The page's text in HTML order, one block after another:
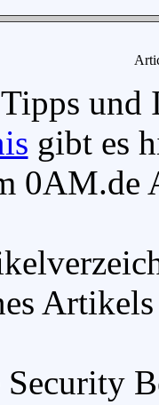
und
gibt es
0AM.de